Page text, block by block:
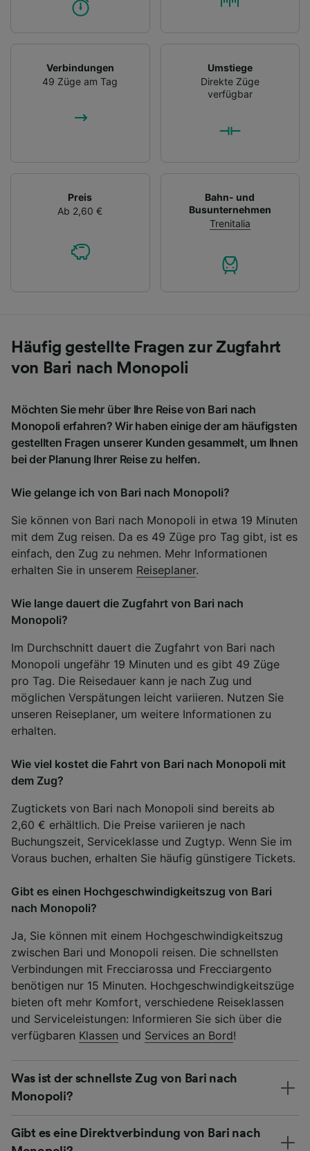
Verbindungen
49 Züge am Tag
Umstiege
Direkte Züge
verfügbar
Preis
Ab 2,60 €
Bahn- und
Busunternehmen
Trenitalia
Häufig gestellte Fragen zur Zugfahrt
von Bari nach Monopoli
Möchten Sie mehr über Ihre Reise von Bari nach
Monopoli erfahren? Wir haben einige der am häufigsten
gestellten Fragen unserer Kunden gesammelt, um Ihnen
bei der Planung Ihrer Reise zu helfen.
Wie gelange ich von Bari nach Monopoli?
Sie können von Bari nach Monopoli in etwa 19 Minuten
mit dem Zug reisen. Da es 49 Züge pro Tag gibt, ist es
einfach, den Zug zu nehmen. Mehr Informationen
erhalten Sie in unserem Reiseplaner.
Wie lange dauert die Zugfahrt von Bari nach
Monopoli?
Im Durchschnitt dauert die Zugfahrt von Bari nach
Monopoli ungefähr 19 Minuten und es gibt 49 Züge
pro Tag. Die Reisedauer kann je nach Zug und
möglichen Verspätungen leicht variieren. Nutzen Sie
unseren Reiseplaner, um weitere Informationen zu
erhalten.
Wie viel kostet die Fahrt von Bari nach Monopoli mit
dem Zug?
Zugtickets von Bari nach Monopoli sind bereits ab
2,60 € erhältlich. Die Preise variieren je nach
Buchungszeit, Serviceklasse und Zugtyp. Wenn Sie im
Voraus buchen, erhalten Sie häufig günstigere Tickets.
Gibt es einen Hochgeschwindigkeitszug von Bari
nach Monopoli?
Ja, Sie können mit einem Hochgeschwindigkeitszug
zwischen Bari und Monopoli reisen. Die schnellsten
Verbindungen mit Frecciarossa und Frecciargento
benötigen nur 15 Minuten. Hochgeschwindigkeitszüge
bieten oft mehr Komfort, verschiedene Reiseklassen
und Serviceleistungen: Informieren Sie sich über die
verfügbaren Klassen und Services an Bord!
Was ist der schnellste Zug von Bari nach
Monopoli?
Gibt es eine Direktverbindung von Bari nach